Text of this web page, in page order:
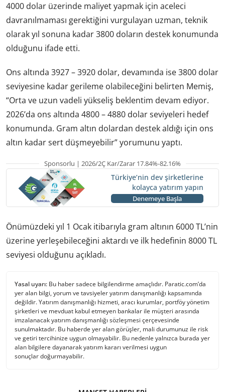
4000 dolar üzerinde maliyet yapmak için aceleci
davranılmaması gerektiğini vurgulayan uzman, teknik
olarak yıl sonuna kadar 3800 doların destek konumunda
olduğunu ifade etti.
Ons altında 3927 – 3920 dolar, devamında ise 3800 dolar
seviyesine kadar gerileme olabileceğini belirten Memiş,
“Orta ve uzun vadeli yükseliş beklentim devam ediyor.
2026’da ons altında 4800 – 4880 dolar seviyeleri hedef
konumunda. Gram altın dolardan destek aldığı için ons
altın kadar sert düşmeyebilir” yorumunu yaptı.
Sponsorlu | 2026/2Ç Kar/Zarar 17.84%-82.16%
Türkiye’nin dev şirketlerine
kolayca yatırım yapın
Denemeye Başla
Önümüzdeki yıl 1 Ocak itibarıyla gram altının 6000 TL’nin
üzerine yerleşebileceğini aktardı ve ilk hedefinin 8000 TL
seviyesi olduğunu açıkladı.
Yasal uyarı: Bu haber sadece bilgilendirme amaçlıdır. Paratic.com’da
yer alan bilgi, yorum ve tavsiyeler yatırım danışmanlığı kapsamında
değildir. Yatırım danışmanlığı hizmeti, aracı kurumlar, portföy yönetim
şirketleri ve mevduat kabul etmeyen bankalar ile müşteri arasında
imzalanacak yatırım danışmanlığı sözleşmesi çerçevesinde
sunulmaktadır. Bu haberde yer alan görüşler, mali durumunuz ile risk
ve getiri tercihinize uygun olmayabilir. Bu nedenle yalnızca burada yer
alan bilgilere dayanarak yatırım kararı verilmesi uygun
sonuçlar doğurmayabilir.